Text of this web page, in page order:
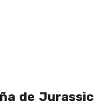
de Jurassic